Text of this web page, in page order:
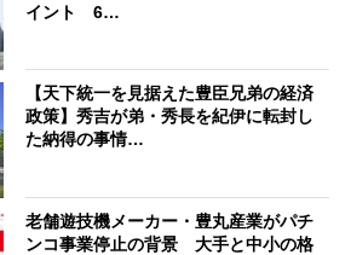
イント 6…
【天下統一を見据えた豊臣兄弟の経済
政策】秀吉が弟・秀長を紀伊に転封し
た納得の事情…
老舗遊技機メーカー・豊丸産業がパチ
ンコ事業停止の背景 大手と中小の格